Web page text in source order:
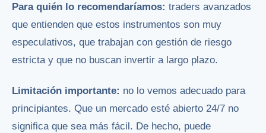
Para quién lo recomendaríamos: traders avanzados
que entienden que estos instrumentos son muy
especulativos, que trabajan con gestión de riesgo
estricta y que no buscan invertir a largo plazo.
Limitación importante: no lo vemos adecuado para
principiantes. Que un mercado esté abierto 24/7 no
significa que sea más fácil. De hecho, puede